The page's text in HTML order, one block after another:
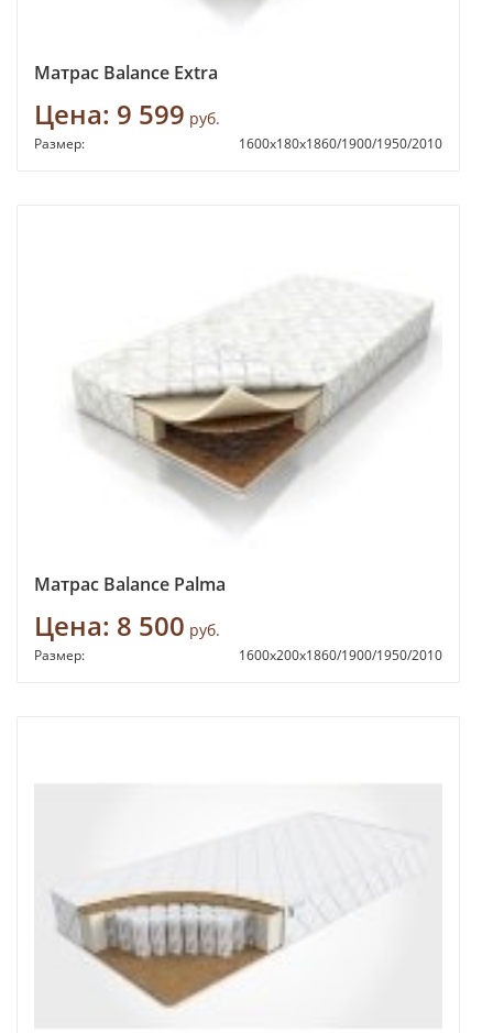
Матрас Balance Extra
Цена: 9 599 руб.
Размер: 1600х180х1860/1900/1950/2010
Матрас Balance Palma
Цена: 8 500 руб.
Размер: 1600х200х1860/1900/1950/2010